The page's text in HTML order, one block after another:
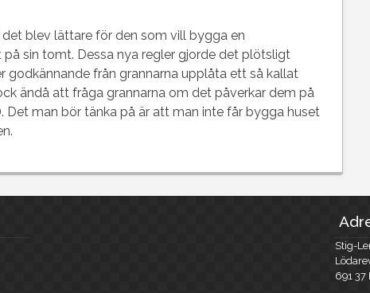
blev lättare för den som vill bygga en
sin tomt. Dessa nya regler gjorde det plötsligt
från grannarna upplåta ett så kallat
ändå att fråga grannarna om det påverkar dem på
man bör tänka på är att man inte får bygga huset
Stig-
691 37